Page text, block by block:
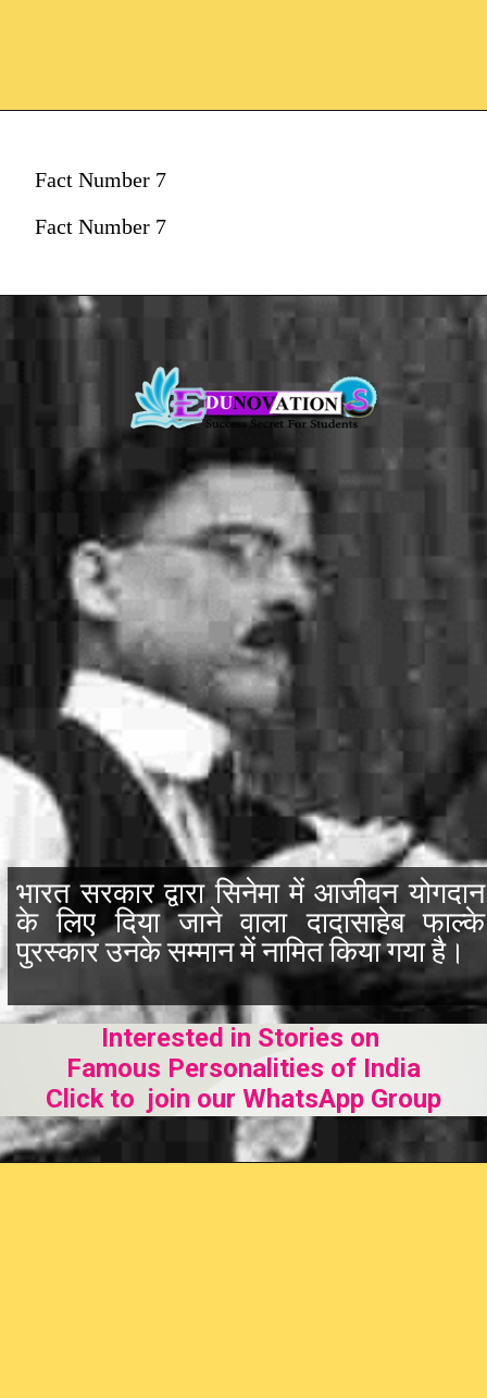
Fact Number 7
Fact Number 7
भारत सरकार द्वारा सिनेमा में आजीवन योगदान
के लिए दिया जाने वाला दादासाहेब फाल्के
पुरस्कार उनके सम्मान में नामित किया गया है।
Interested in Stories on
Famous Personalities of India
Click to join our WhatsApp Group